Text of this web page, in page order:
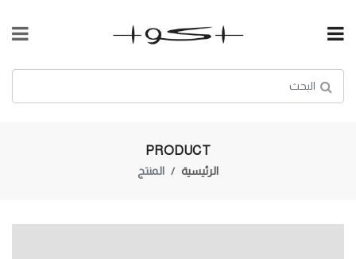
PRODUCT
الرئيسية المنتج